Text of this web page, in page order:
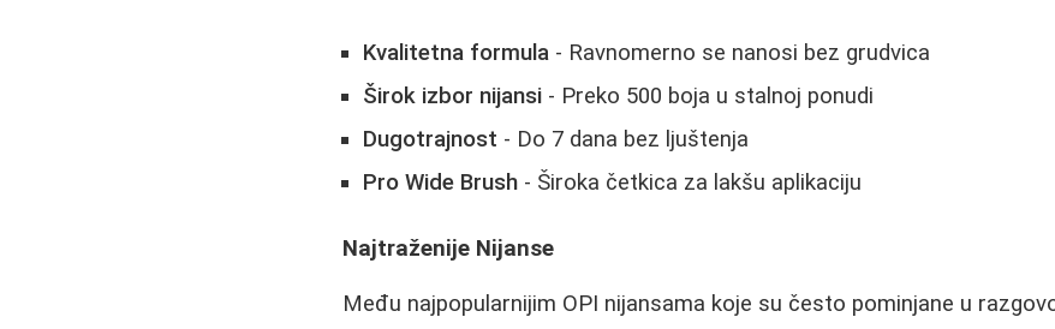
Kvalitetna formula - Ravnomerno se nanosi bez grudvica
Širok izbor nijansi - Preko 500 boja u stalnoj ponudi
Dugotrajnost - Do 7 dana bez ljuštenja
Pro Wide Brush - Široka četkica za lakšu aplikaciju
Najtraženije Nijanse
Među najpopularnijim OPI nijansama koje su često pominjane u